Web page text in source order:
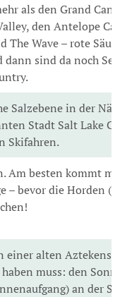
als den Grand
den Antelope
The Wave – rote
dann sind da noch
Salzebene in der
Stadt Salt Lake
Skifahren.
Am besten kommt
– bevor die Horden
einer alten
muss: den
an der